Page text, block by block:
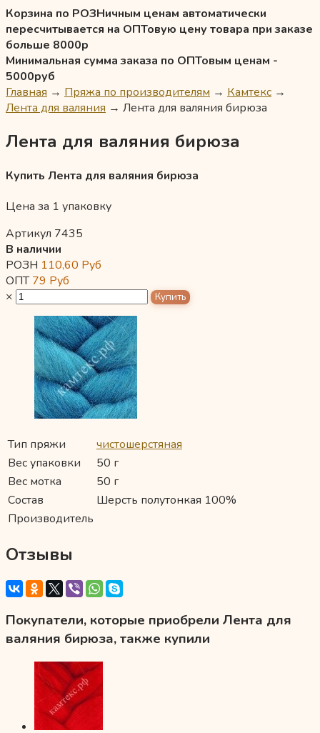
Корзина по РОЗНичным ценам автоматически
пересчитывается на ОПТовую цену товара при заказе
больше 8000р
Минимальная сумма заказа по ОПТовым ценам -
5000руб
Главная → Пряжа по производителям → Камтекс →
Лента для валяния → Лента для валяния бирюза
Лента для валяния бирюза
Купить Лента для валяния бирюза
Цена за 1 упаковку
Артикул 7435
В наличии
РОЗН 110,60 Руб
ОПТ79 Руб
×
Тип пряжи
чистошерстяная
Вес упаковки
50 г
Вес мотка
50 г
Состав
Шерсть полутонкая 100%
Производитель
Отзывы
Покупатели, которые приобрели Лента для
валяния бирюза, также купили